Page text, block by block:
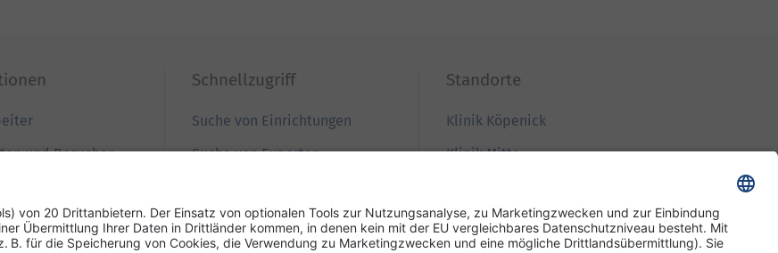
und Besucher
Schnellzugriff
Suche von Einrichtungen
Suche von Experten
Podcast REZEPTfrei
Standorte
Klinik Köpenick
Klinik Mitte
Wiegmann Klinik